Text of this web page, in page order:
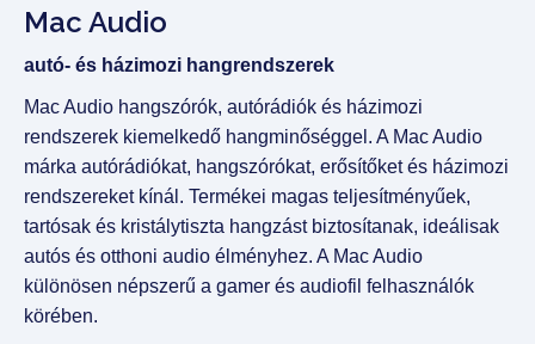
Mac Audio
autó- és házimozi hangrendszerek
Mac Audio hangszórók, autórádiók és házimozi
rendszerek kiemelkedő hangminőséggel. A Mac Audio
márka autórádiókat, hangszórókat, erősítőket és házimozi
rendszereket kínál. Termékei magas teljesítményűek,
tartósak és kristálytiszta hangzást biztosítanak, ideálisak
autós és otthoni audio élményhez. A Mac Audio
különösen népszerű a gamer és audiofil felhasználók
körében.